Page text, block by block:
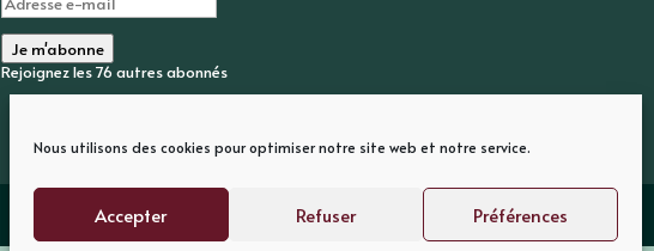
Nous utilisons des cookies pour optimiser notre site web et notre service.
Accepter Refuser Préférences
e-
mail
Je m'abonne
Rejoignez les 76 autres abonnés